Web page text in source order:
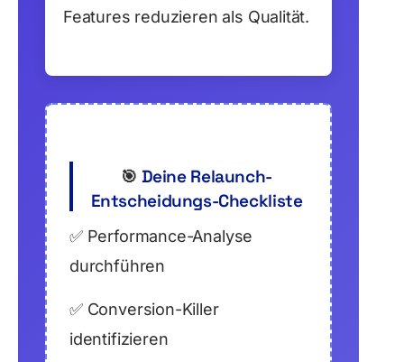
Features reduzieren als Qualität.
🎯 Deine Relaunch-
Entscheidungs-Checkliste
✅Performance-Analyse
durchführen
✅Conversion-Killer
identifizieren